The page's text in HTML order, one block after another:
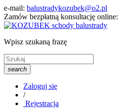
e-mail: balustradykozubek@o2.pl
Zamów bezpłatną konsultację online:
Wpisz szukaną frazę
search
Zaloguj się
/
Rejestracja